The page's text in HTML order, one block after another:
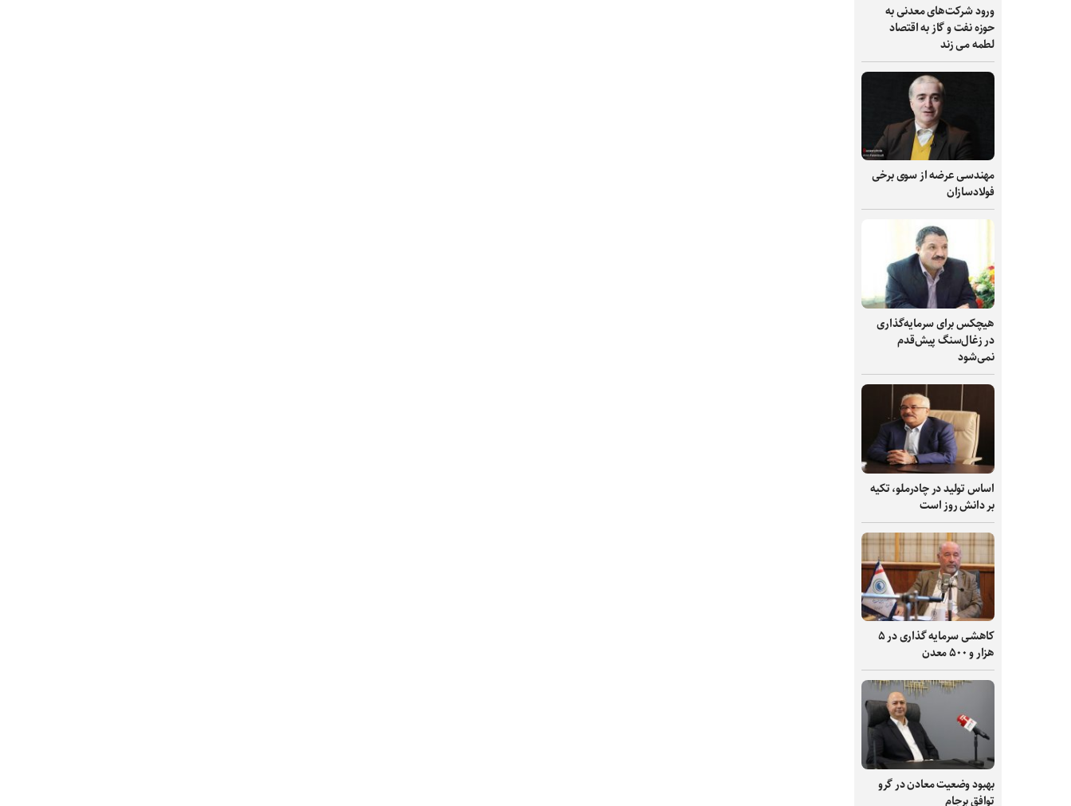
ورود شرکت‌های معدنی به
حوزه نفت و گاز به اقتصاد
لطمه می زند
مهندسی عرضه از سوی برخی
فولادسازان
هیچکس برای سرمایه‌گذاری
در زغال‌سنگ پیش‌قدم
نمی‌شود
اساس تولید در چادرملو، تکیه
بر دانش‌ روز است
کاهشی سرمایه گذاری در ۵
هزار و ۵۰۰ معدن
بهبود وضعیت معادن در گرو
توافق برجام